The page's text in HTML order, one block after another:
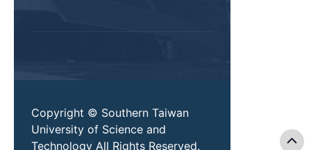
Copyright © Southern Taiwan
University of Science and
Technology All Rights Reserved.